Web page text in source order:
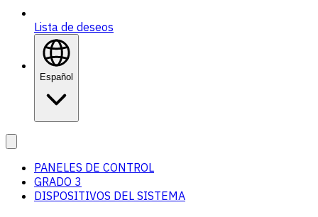
Lista de deseos
Español
PANELES DE CONTROL
GRADO 3
DISPOSITIVOS DEL SISTEMA